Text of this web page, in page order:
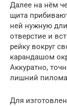
Далее на нём
щита
ней нужную
отверстие и
рейку вокруг
карандашом
Аккуратно,
лишний
Для